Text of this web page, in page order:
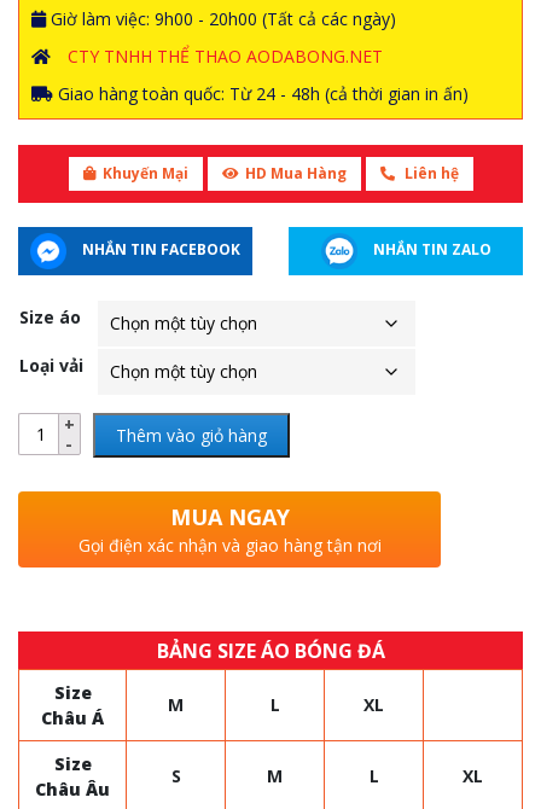
Giờ làm việc: 9h00 - 20h00 (Tất cả các ngày)
CTY TNHH THỂ THAO AODABONG.NET
Giao hàng toàn quốc: Từ 24 - 48h (cả thời gian in ấn)
Khuyến Mại HD Mua Hàng Liên hệ
NHẮN TIN FACEBOOK NHẮN TIN ZALO
Size áo
Loại vải
Thêm vào giỏ hàng
MUA NGAY
Gọi điện xác nhận và giao hàng tận nơi
BẢNG SIZE ÁO BÓNG ĐÁ
Size
Châu Á
M L XL
Size
Châu Âu
S M L XL